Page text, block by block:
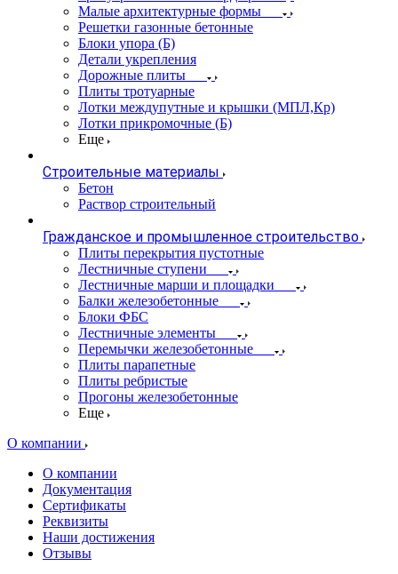
Малые архитектурные формы
Решетки газонные бетонные
Блоки упора (Б)
Детали укрепления
Дорожные плиты
Плиты тротуарные
Лотки междупутные и крышки (МПЛ,Кр)
Лотки прикромочные (Б)
Еще
Строительные материалы
Бетон
Раствор строительный
Гражданское и промышленное строительство
Плиты перекрытия пустотные
Лестничные ступени
Лестничные марши и площадки
Балки железобетонные
Блоки ФБС
Лестничные элементы
Перемычки железобетонные
Плиты парапетные
Плиты ребристые
Прогоны железобетонные
Еще
О компании
О компании
Документация
Сертификаты
Реквизиты
Наши достижения
Отзывы